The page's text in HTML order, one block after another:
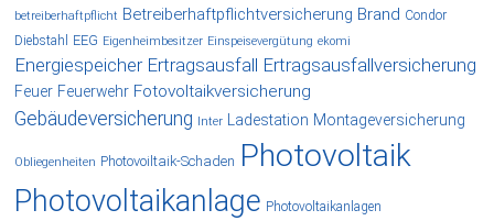
betreiberhaftpflicht Betreiberhaftpflichtversicherung Brand Condor
Diebstahl
EEG Eigenheimbesitzer Einspeisevergütung ekomi
Energiespeicher Ertragsausfall Ertragsausfallversicherung
Feuer Feuerwehr Fotovoltaikversicherung
Gebäudeversicherung Inter Ladestation Montageversicherung
Obliegenheiten Photovoiltaik-Schaden Photovoltaik
Photovoltaikanlage Photovoltaikanlagen